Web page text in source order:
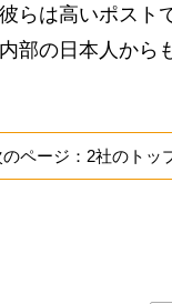
らは高いポスト
部の日本人から
のページ：2社のトッ